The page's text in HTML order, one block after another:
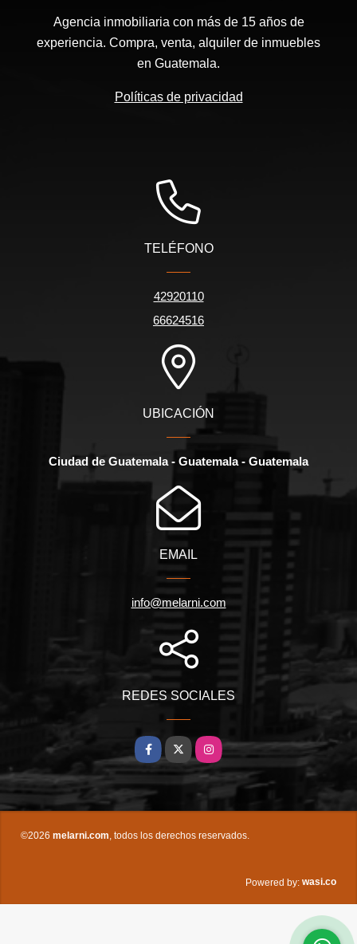
Agencia inmobiliaria con más de 15 años de
experiencia. Compra, venta, alquiler de inmuebles
en Guatemala.
Políticas de privacidad
TELÉFONO
42920110
66624516
UBICACIÓN
Ciudad de Guatemala - Guatemala - Guatemala
EMAIL
info@melarni.com
REDES SOCIALES
Facebook
X Instagram
©2026 melarni.com, todos los derechos reservados.
Powered by: wasi.co